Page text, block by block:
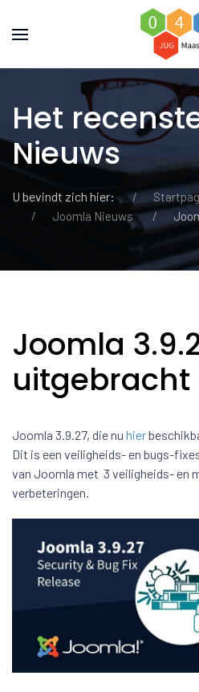
Het
Nieuws
U bevindt zich hier:
Joomla Nieuws
Joomla
uitgebracht
Joomla 3.9.27, die nu hier
Dit is een veiligheids- en bugs-
van Joomla met 3 veiligheids- en
verbeteringen.